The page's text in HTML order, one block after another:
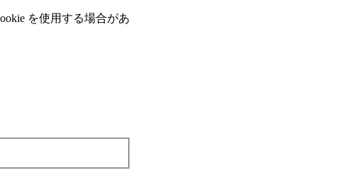
を使⽤する場合があ